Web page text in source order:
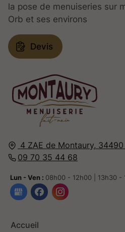
4 ZAE de Montaury, 34490
09 70 35 44 68
Lun - Ven : 08h00 - 12h00 | 13h30 -
Accueil
la pose de menuiseries sur
Orb et ses environs
Devis